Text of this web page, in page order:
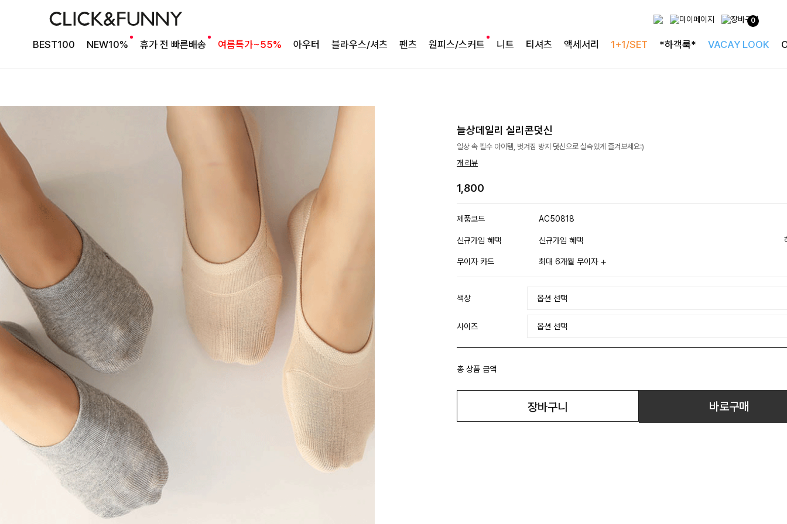
0
BEST100 NEW10% 휴가 전 빠른배송 여름특가~55% 아우터 블라우스/셔츠 팬츠 원피스/스커트 니트 티셔츠 액세서리 1+1/SET *하객룩* VACAY LOOK
늘상데일리 실리콘덧신
일상 속 필수 아이템, 벗겨짐 방지 덧신으로 실속있게 즐겨보세요:)
개 리뷰
1,800
제품코드 AC50818
신규가입 혜택 신규가입 혜택
무이자 카드 최대 6개월 무이자
색상
사이즈
총 상품 금액
장바구니 바로구매